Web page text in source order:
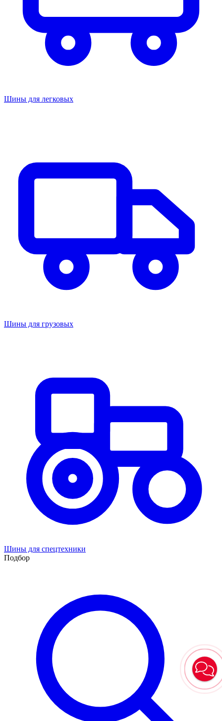
Шины для легковых
Шины для грузовых
Шины для спецтехники
Подбор